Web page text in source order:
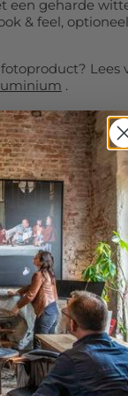
een geharde
& feel,
Lees
.
korting!